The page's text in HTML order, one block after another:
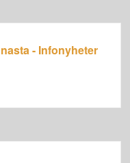
- Infonyheter